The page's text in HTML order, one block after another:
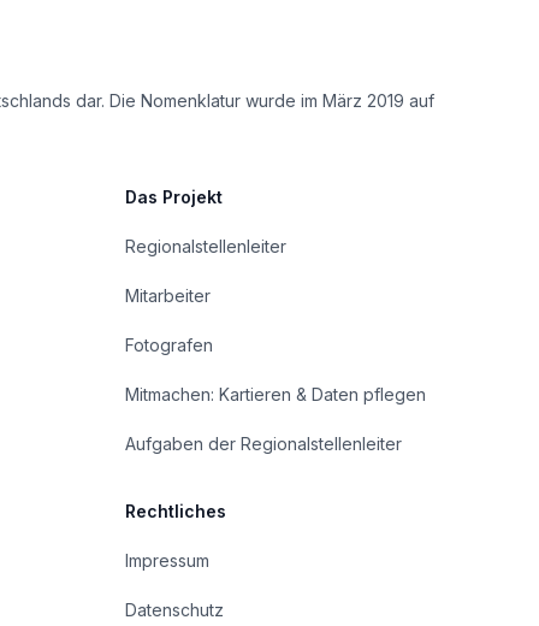
dar. Die Nomenklatur wurde im März 2019 auf
Das Projekt
Regionalstellenleiter
Mitarbeiter
Fotografen
Mitmachen: Kartieren & Daten pflegen
Aufgaben der Regionalstellenleiter
Rechtliches
Impressum
Datenschutz